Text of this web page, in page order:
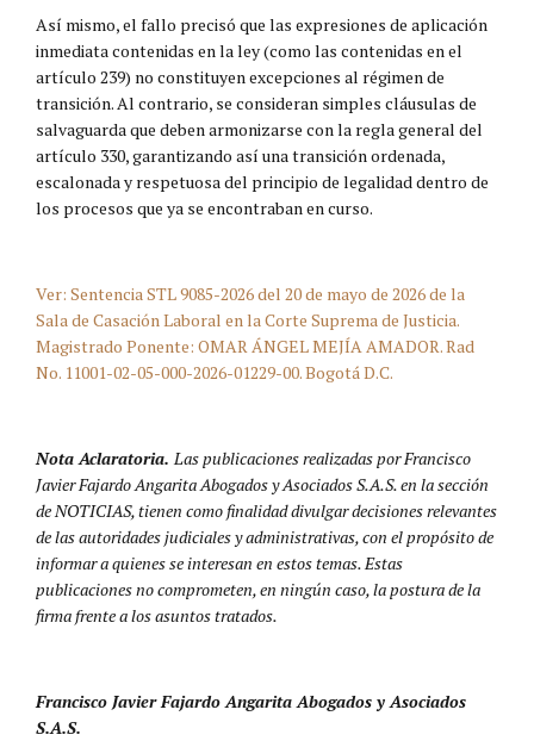
Así mismo, el fallo precisó que las expresiones de aplicación
inmediata contenidas en la ley (como las contenidas en el
artículo 239) no constituyen excepciones al régimen de
transición. Al contrario, se consideran simples cláusulas de
salvaguarda que deben armonizarse con la regla general del
artículo 330, garantizando así una transición ordenada,
escalonada y respetuosa del principio de legalidad dentro de
los procesos que ya se encontraban en curso.
Ver: Sentencia STL 9085-2026 del 20 de mayo de 2026 de la
Sala de Casación Laboral en la Corte Suprema de Justicia.
Magistrado Ponente: OMAR ÁNGEL MEJÍA AMADOR. Rad
No. 11001-02-05-000-2026-01229-00. Bogotá D.C.
Nota Aclaratoria.Las publicaciones realizadas por Francisco
Javier Fajardo Angarita Abogados y Asociados S.A.S. en la sección
de NOTICIAS, tienen como finalidad divulgar decisiones relevantes
de las autoridades judiciales y administrativas, con el propósito de
informar a quienes se interesan en estos temas. Estas
publicaciones no comprometen, en ningún caso, la postura de la
firma frente a los asuntos tratados.
Francisco Javier Fajardo Angarita Abogados y Asociados
S.A.S.